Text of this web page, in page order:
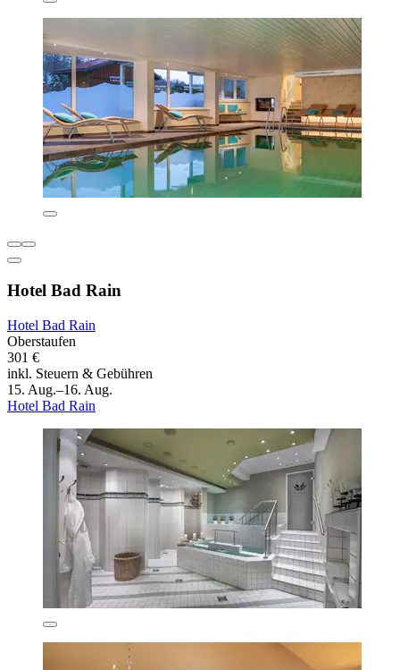
Hotel Bad Rain
Hotel Bad Rain
Oberstaufen
301 €
inkl. Steuern & Gebühren
15. Aug.–16. Aug.
Hotel Bad Rain